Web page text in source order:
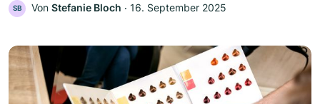
SB Von Stefanie Bloch ‧ 16. September 2025